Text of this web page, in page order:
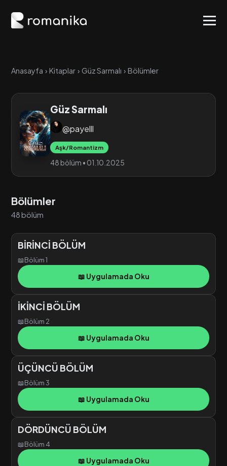
Anasayfa › Kitaplar › Güz Sarmalı › Bölümler
Güz Sarmalı
@payelll
Aşk/Romantizm
48 bölüm • 01.10.2025
Bölümler
48 bölüm
BİRİNCİ BÖLÜM
📖Bölüm 1
📖 Uygulamada Oku
İKİNCİ BÖLÜM
📖Bölüm 2
📖 Uygulamada Oku
ÜÇÜNCÜ BÖLÜM
📖Bölüm 3
📖 Uygulamada Oku
DÖRDÜNCÜ BÖLÜM
📖Bölüm 4
📖 Uygulamada Oku